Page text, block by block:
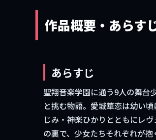
作品概要・あらす
あらすじ
聖翔音楽学園に通う9人の舞台
と挑む物語。愛城華恋は幼い
じみ・神楽ひかりとともにレ
の裏で、少女たちそれぞれが